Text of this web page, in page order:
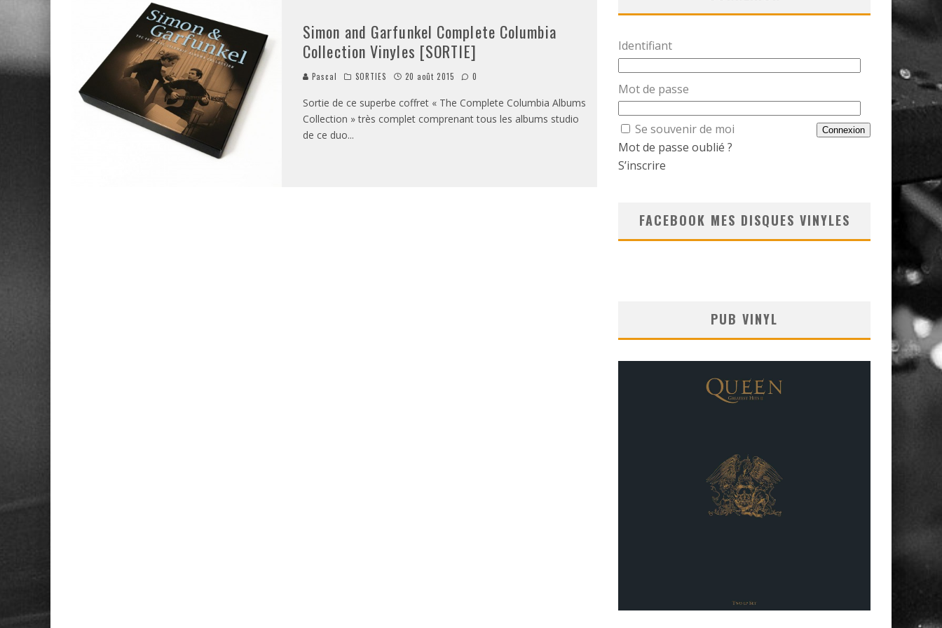
Simon and Garfunkel Complete Columbia
Collection Vinyles [SORTIE]
Pascal SORTIES 20 août 2015 0
Sortie de ce superbe coffret « The Complete Columbia Albums
Collection » très complet comprenant tous les albums studio
de ce duo...
Identifiant
Mot de passe
Se souvenir de moi
Mot de passe oublié ?
S’inscrire
FACEBOOK MES DISQUES VINYLES
PUB VINYL